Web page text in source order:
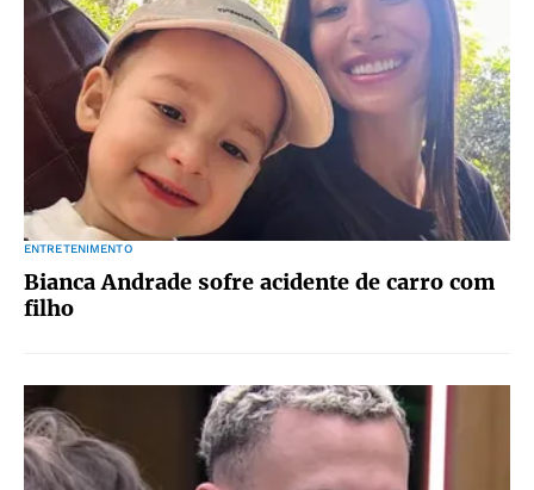
ENTRETENIMENTO
Bianca Andrade sofre acidente de carro com
filho